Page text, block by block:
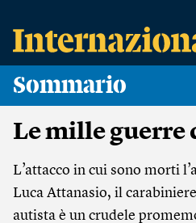
Sommario
Le mille guerre
L’attacco in cui sono morti
Luca Attanasio, il
autista è un crudele